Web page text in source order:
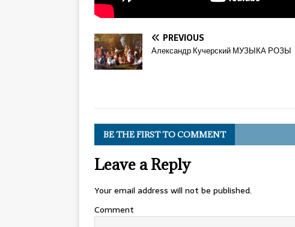
PREVIOUS
Александр Кучерский МУЗЫКА РОЗЫ
BE THE FIRST TO COMMENT
Leave a Reply
Your email address will not be published.
Comment